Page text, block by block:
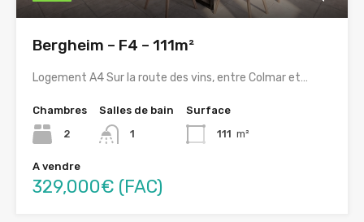
Bergheim – F4 – 111m²
Logement A4 Sur la route des vins, entre Colmar et…
Chambres
2
Salles de bain
1
Surface
111 m²
A vendre
329,000€ (FAC)